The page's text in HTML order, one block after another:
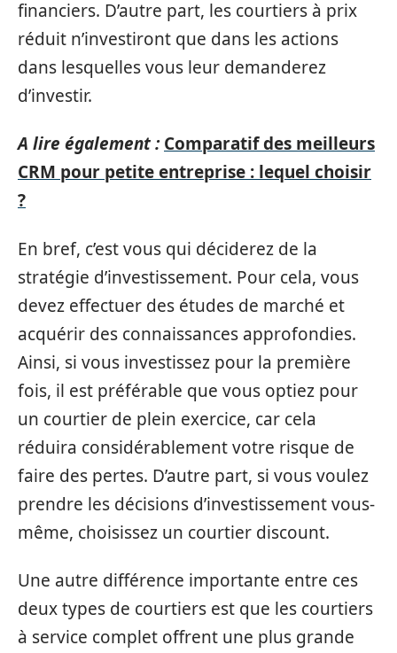
financiers. D’autre part, les courtiers à prix
réduit n’investiront que dans les actions
dans lesquelles vous leur demanderez
d’investir.
A lire également : Comparatif des meilleurs
CRM pour petite entreprise : lequel choisir
?
En bref, c’est vous qui déciderez de la
stratégie d’investissement. Pour cela, vous
devez effectuer des études de marché et
acquérir des connaissances approfondies.
Ainsi, si vous investissez pour la première
fois, il est préférable que vous optiez pour
un courtier de plein exercice, car cela
réduira considérablement votre risque de
faire des pertes. D’autre part, si vous voulez
prendre les décisions d’investissement vous-
même, choisissez un courtier discount.
Une autre différence importante entre ces
deux types de courtiers est que les courtiers
à service complet offrent une plus grande